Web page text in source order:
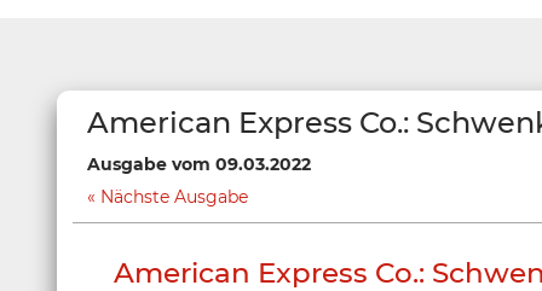
American Express Co.:
Ausgabe vom 09.03.2022
Nächste Ausgabe
American Express Co.: